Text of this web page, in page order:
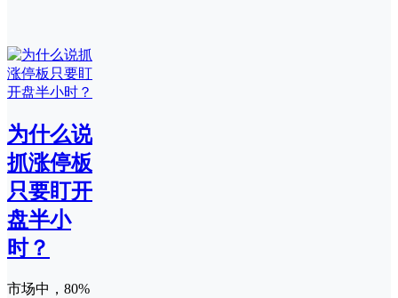
为什么说
抓涨停板
只要盯开
盘半小
时？
市场中，80%